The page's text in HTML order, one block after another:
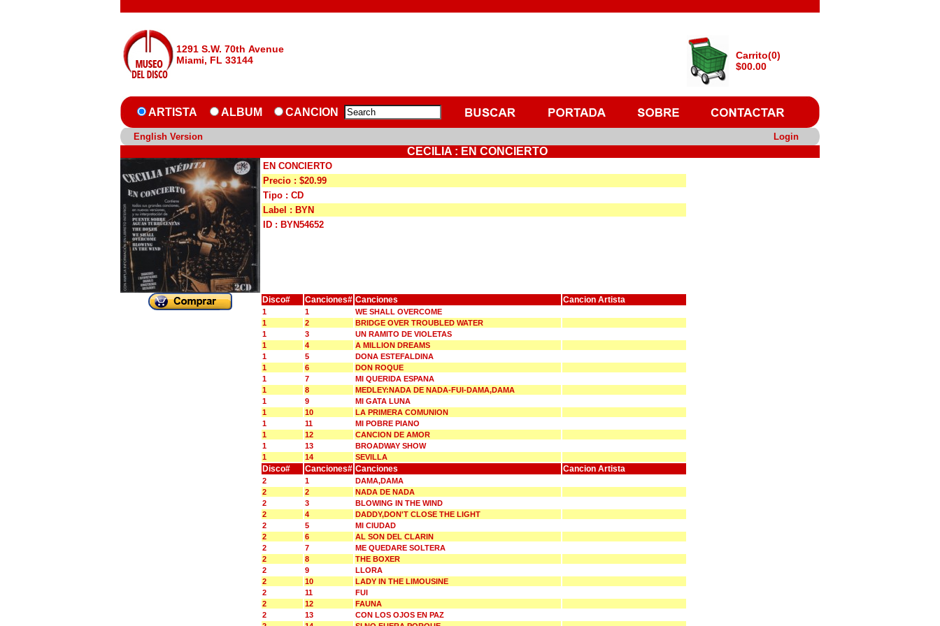
1291 S.W. 70th Avenue
Miami, FL 33144
Carrito(0)
$00.00
ARTISTA ALBUM CANCION
English Version Login
CECILIA : EN CONCIERTO
EN CONCIERTO
Precio : $20.99
Tipo : CD
Label : BYN
ID : BYN54652
Disco# Canciones# Canciones Cancion Artista
1 1
WE SHALL OVERCOME
1
2
BRIDGE OVER TROUBLED WATER
1
3
UN RAMITO DE VIOLETAS
1
4
A MILLION DREAMS
1
5
DONA ESTEFALDINA
1
6
DON ROQUE
1
7
MI QUERIDA ESPANA
1
8
MEDLEY:NADA DE NADA-FUI-DAMA,DAMA
1
9
MI GATA LUNA
1
10
LA PRIMERA COMUNION
1
11
MI POBRE PIANO
1
12
CANCION DE AMOR
1
13
BROADWAY SHOW
1
14 SEVILLA
Disco# Canciones# Canciones Cancion Artista
2 1
DAMA,DAMA
2
2
NADA DE NADA
2
3
BLOWING IN THE WIND
2
4
DADDY,DON'T CLOSE THE LIGHT
2
5
MI CIUDAD
2
6
AL SON DEL CLARIN
2
7
ME QUEDARE SOLTERA
2
8
THE BOXER
2
9
LLORA
2
10
LADY IN THE LIMOUSINE
2
11
FUI
2
12
FAUNA
2
13
CON LOS OJOS EN PAZ